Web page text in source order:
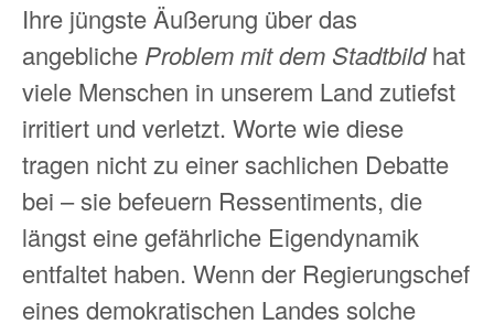
Ihre jüngste Äußerung über das
angebliche Problem mit dem Stadtbildhat
viele Menschen in unserem Land zutiefst
irritiert und verletzt. Worte wie diese
tragen nicht zu einer sachlichen Debatte
bei – sie befeuern Ressentiments, die
längst eine gefährliche Eigendynamik
entfaltet haben. Wenn der Regierungschef
eines demokratischen Landes solche